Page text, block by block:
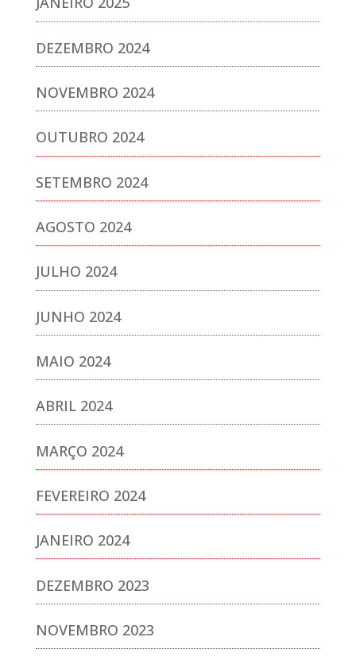
DEZEMBRO 2024
NOVEMBRO 2024
OUTUBRO 2024
SETEMBRO 2024
AGOSTO 2024
JULHO 2024
JUNHO 2024
MAIO 2024
ABRIL 2024
MARÇO 2024
FEVEREIRO 2024
JANEIRO 2024
DEZEMBRO 2023
NOVEMBRO 2023